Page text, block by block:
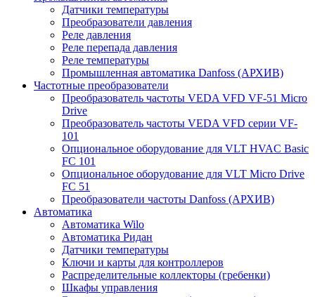
Датчики температуры
Преобразователи давления
Реле давления
Реле перепада давления
Реле температуры
Промышленная автоматика Danfoss (АРХИВ)
Частотные преобразователи
Преобразователь частоты VEDA VFD VF-51 Micro
Drive
Преобразователь частоты VEDA VFD серии VF-
101
Опциональное оборудование для VLT HVAC Basic
FC 101
Опциональное оборудование для VLT Micro Drive
FC 51
Преобразователи частоты Danfoss (АРХИВ)
Автоматика
Автоматика Wilo
Автоматика Ридан
Датчики температуры
Ключи и карты для контроллеров
Распределительные коллекторы (гребенки)
Шкафы управления